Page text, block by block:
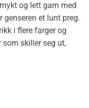
og lett garn med
et lunt preg.
i flere farger og
som skiller seg ut,